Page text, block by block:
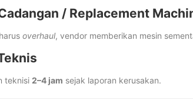
/ Replacement
overhaul, vendor memberikan mesin
teknisi 2–4 jam sejak laporan kerusakan.